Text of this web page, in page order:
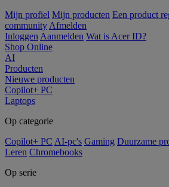
Mijn profiel Mijn producten Een product
community Afmelden
Inloggen Aanmelden Wat is Acer ID?
Shop Online
AI
Producten
Nieuwe producten
Copilot+ PC
Laptops
Op categorie
Copilot+ PC AI-pc's Gaming Duurzame
Leren Chromebooks
Op serie